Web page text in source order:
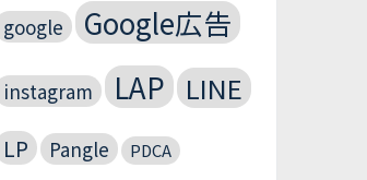
google Google広告
instagram LAP LINE
LP Pangle PDCA